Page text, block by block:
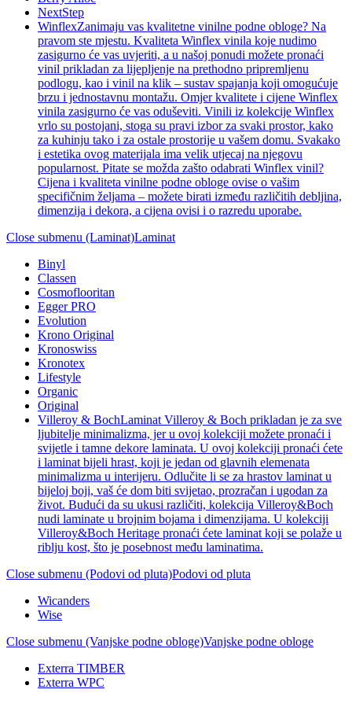
NextStep
WinflexZanimaju vas kvalitetne vinilne podne obloge? Na
pravom ste mjestu. Kvaliteta Winflex vinila koje nudimo
zasigurno će vas uvjeriti, a u našoj ponudi možete pronaći
vinil prikladan za lijepljenje na prethodno pripremljenu
podlogu, kao i vinil na klik – sustav spajanja koji omogućuje
brzu i jednostavnu montažu. Omjer kvalitete i cijene Winflex
vinila zasigurno će vas oduševiti. Vinili iz kolekcije Winflex
vrlo su postojani, stoga su pravi izbor za svaki prostor, kako
za kuhinju tako i za ostale prostorije u vašem domu. Svakako
i estetika ovog materijala ima velik utjecaj na njegovu
popularnost. Pitate se možda zašto odabrati Winflex vinil?
Cijena i kvaliteta vinilne podne obloge ovise o vašim
specifičnim željama – možete birati između različitih debljina,
dimenzija i dekora, a cijena ovisi i o razredu uporabe.
Close submenu (Laminat)Laminat
Binyl
Classen
Cosmoflooritan
Egger PRO
Evolution
Krono Original
Kronoswiss
Kronotex
Lifestyle
Organic
Original
Villeroy & BochLaminat Villeroy & Boch prikladan je za sve
ljubitelje minimalizma, jer u ovoj kolekciji možete pronaći i
svijetle i tamne dekore laminata. U ovoj kolekciji pronaći ćete
i laminat bijeli hrast, koji je jedan od glavnih elemenata
minimalizma u interijeru. Odlučite li se za hrastov laminat u
bijeloj boji, vaš će dom biti svijetao, prozračan i ugodan za
život. Budući da su ukusi različiti, kolekcija Villeroy&Boch
nudi laminate u brojnim bojama i dimenzijama. U kolekciji
Villeroy&Boch Heritage pronaći ćete laminat koji se polaže u
riblju kost, što je posebnost među laminatima.
Close submenu (Podovi od pluta)Podovi od pluta
Wicanders
Wise
Close submenu (Vanjske podne obloge)Vanjske podne obloge
Exterra TIMBER
Exterra WPC